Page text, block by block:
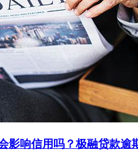
影响信用吗？极融贷款逾